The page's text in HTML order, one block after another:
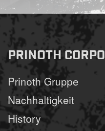
PRINOTH
Prinoth Gruppe
Nachhaltigkeit
History